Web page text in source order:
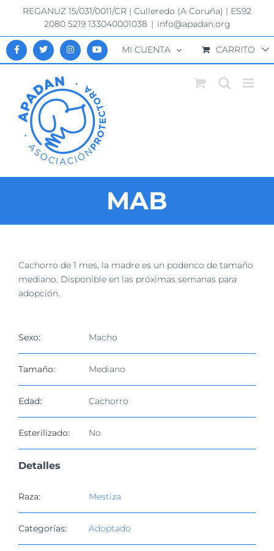
Saltar
contenido
REGANUZ 15/031/0011/CR | Culleredo (A Coruña) | ES92
2080 5219 133040001038 | info@apadan.org
MI CUENTA CARRITO
MAB
Ver
imagen
más
Cachorro de 1 mes, la madre es un podenco de tamaño
mediano. Disponible en las próximas semanas para
adopción.
Sexo: Macho
Tamaño: Mediano
Edad: Cachorro
Esterilizado: No
Detalles
Raza: Mestiza
Categorías: Adoptado